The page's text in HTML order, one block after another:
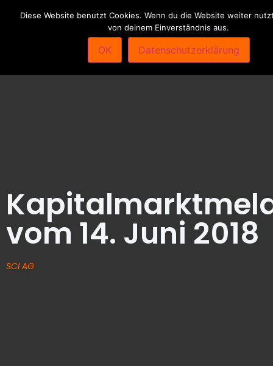
vom 14. Juni 2018
SCI AG
Diese Website benutzt Cookies. Wenn du die Website weiter
von deinem Einverständnis aus.
OK Datenschutzerklärung